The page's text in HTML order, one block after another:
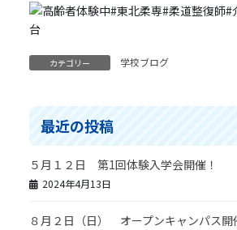
カテゴリー 学校ブログ
最近の投稿
５月１２日 第1回体験入学会開催！
2024年4月13日
８月２日（日） オープンキャンパス開